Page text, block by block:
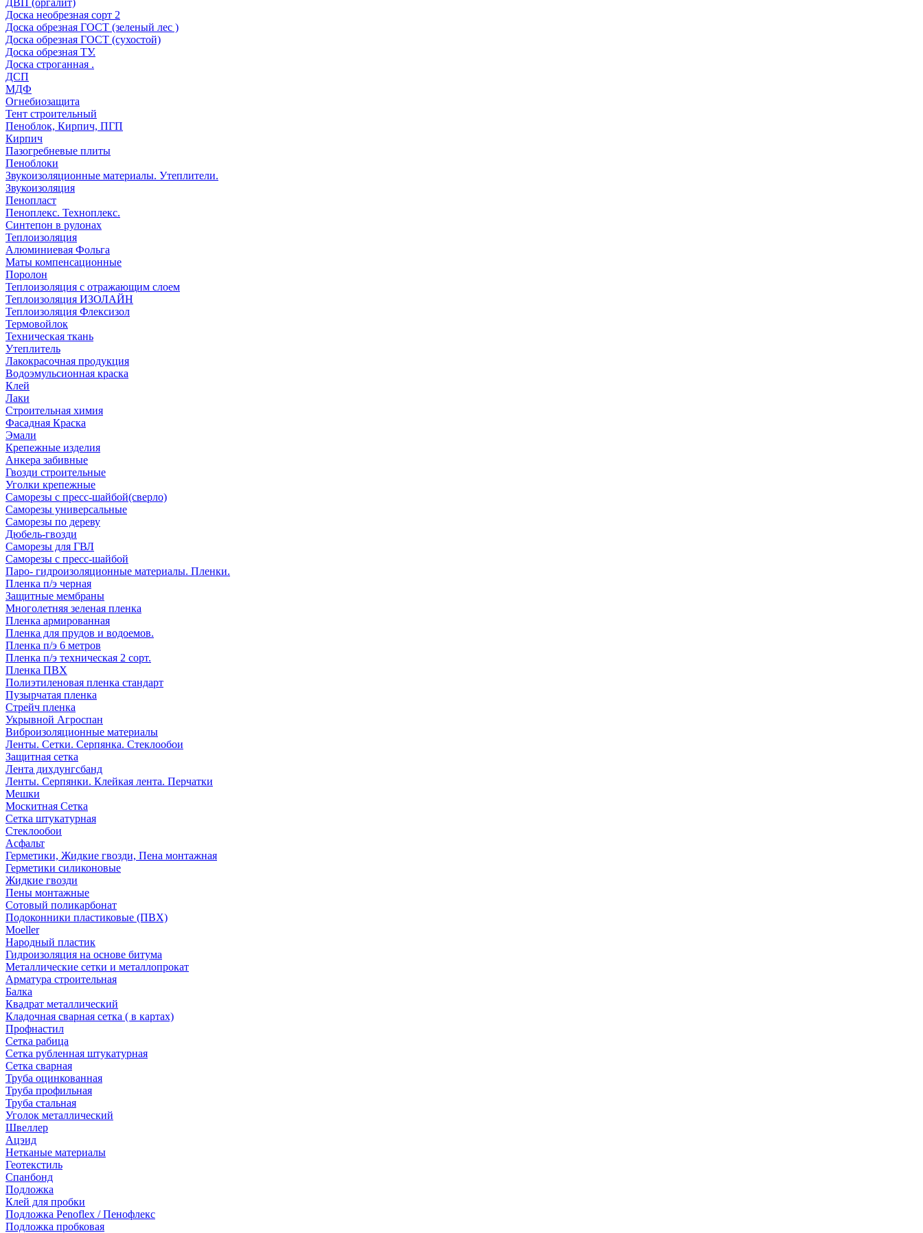
ДВП (оргалит)
Доска необрезная сорт 2
Доска обрезная ГОСТ (зеленый лес )
Доска обрезная ГОСТ (сухостой)
Доска обрезная ТУ.
Доска строганная .
ДСП
МДФ
Огнебиозащита
Тент строительный
Пеноблок, Кирпич, ПГП
Кирпич
Пазогребневые плиты
Пеноблоки
Звукоизоляционные материалы. Утеплители.
Звукоизоляция
Пенопласт
Пеноплекс. Техноплекс.
Синтепон в рулонах
Теплоизоляция
Алюминиевая Фольга
Маты компенсационные
Поролон
Теплоизоляция с отражающим слоем
Теплоизоляция ИЗОЛАЙН
Теплоизоляция Флексизол
Термовойлок
Техническая ткань
Утеплитель
Лакокрасочная продукция
Водоэмульсионная краска
Клей
Лаки
Строительная химия
Фасадная Краска
Эмали
Крепежные изделия
Анкера забивные
Гвозди строительные
Уголки крепежные
Саморезы с пресс-шайбой(сверло)
Саморезы универсальные
Саморезы по дереву
Дюбель-гвозди
Саморезы для ГВЛ
Саморезы с пресс-шайбой
Паро- гидроизоляционные материалы. Пленки.
Пленка п/э черная
Защитные мембраны
Многолетняя зеленая пленка
Пленка армированная
Пленка для прудов и водоемов.
Пленка п/э 6 метров
Пленка п/э техническая 2 сорт.
Пленка ПВХ
Полиэтиленовая пленка стандарт
Пузырчатая пленка
Стрейч пленка
Укрывной Агроспан
Виброизоляционные материалы
Ленты. Сетки. Серпянка. Стеклообои
Защитная сетка
Лента дихдунгсбанд
Ленты. Серпянки. Клейкая лента. Перчатки
Мешки
Москитная Сетка
Сетка штукатурная
Стеклообои
Асфальт
Герметики, Жидкие гвозди, Пена монтажная
Герметики силиконовые
Жидкие гвозди
Пены монтажные
Сотовый поликарбонат
Подоконники пластиковые (ПВХ)
Moeller
Народный пластик
Гидроизоляция на основе битума
Металлические сетки и металлопрокат
Арматура строительная
Балка
Квадрат металлический
Кладочная сварная сетка ( в картах)
Профнастил
Сетка рабица
Сетка рубленная штукатурная
Сетка сварная
Труба оцинкованная
Труба профильная
Труба стальная
Уголок металлический
Швеллер
Ацэид
Нетканые материалы
Геотекстиль
Спанбонд
Подложка
Клей для пробки
Подложка Penoflex / Пенофлекс
Подложка пробковая